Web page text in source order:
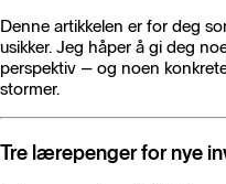
Denne artikkelen er for deg
usikker. Jeg håper å gi deg
perspektiv – og noen
stormer.
Tre lærepenger for nye